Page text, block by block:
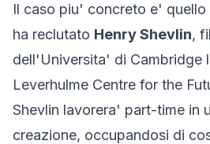
Il caso piu' concreto e'
ha reclutato Henry Shevlin,
dell'Universita' di Cambridge
Leverhulme Centre for the
Shevlin lavorera' part-time in
creazione, occupandosi di